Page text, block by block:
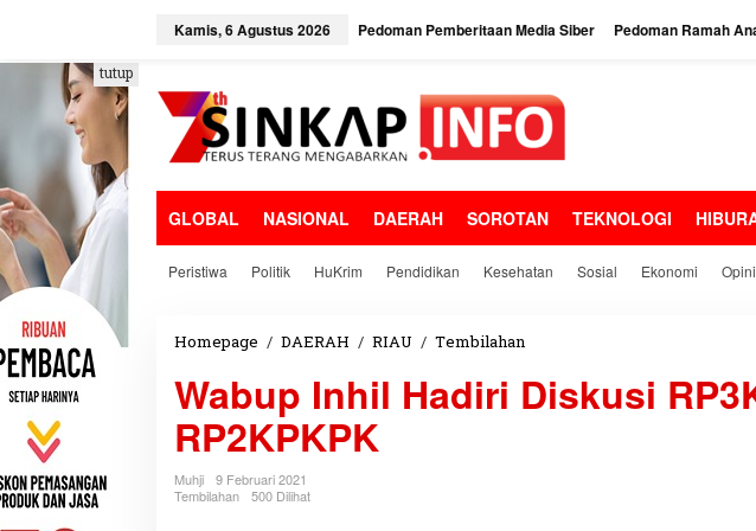
e
k
o
n
t
e
n
Kamis, 6 Agustus 2026 Pedoman Pemberitaan Media Siber Pedoman Ramah
GLOBAL NASIONAL DAERAH SOROTAN TEKNOLOGI
Peristiwa Politik HuKrim Pendidikan Kesehatan Sosial Ekonomi Opini
tutup
Homepage / DAERAH / RIAU / Tembilahan
b
u
Wabup Inhil Hadiri Diskusi
RP2KPKPK
Muhji
9 Februari 2021
Tembilahan
500 Dilihat